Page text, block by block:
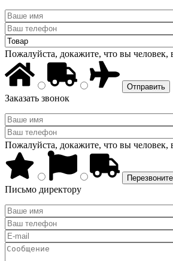
Пожалуйста, докажите, что вы человек,
Заказать звонок
Пожалуйста, докажите, что вы человек,
Письмо директору